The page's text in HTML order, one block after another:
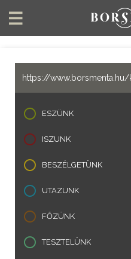
ESZÜNK
ISZUNK
BESZÉLGETÜNK
UTAZUNK
FŐZÜNK
TESZTELÜNK